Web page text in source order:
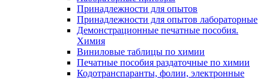
Принадлежности для опытов
Принадлежности для опытов лабораторные
Демонстрационные печатные пособия.
Химия
Виниловые таблицы по химии
Печатные пособия раздаточные по химии
Кодотранспаранты, фолии, электронные